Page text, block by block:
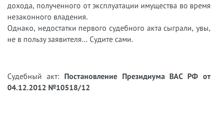
дохода, полученного от эксплуатации имущества во время
незаконного владения.
Однако, недостатки первого судебного акта сыграли, увы,
не в пользу заявителя… Судите сами.
Судебный акт: Постановление Президиума ВАС РФ от
04.12.2012 №10518/12